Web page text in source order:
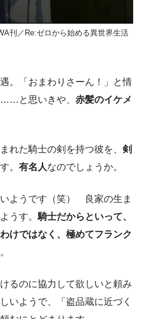
刊／Re:ゼロから始める異世界生活
。「おまわりさーん！」と情
と思いきや、 赤髪のイケメ
れた騎士の剣を持つ彼を、 剣
。 有名人なのでしょうか。
ようです（笑） 良家の生ま
うす。 騎士だからといって、
けではなく、極めてフランク
るのに協力して欲しいと頼み
いようで、「盗品蔵に近づく